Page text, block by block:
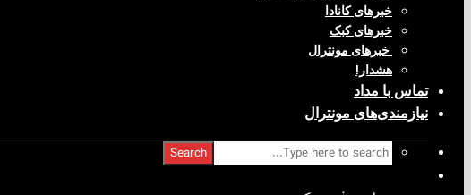
خبرهای کانادا
خبرهای کبک
‌ خبرهای مونترال
هشدار!
تماس با مداد
نیازمندی‌های مونترال
Search